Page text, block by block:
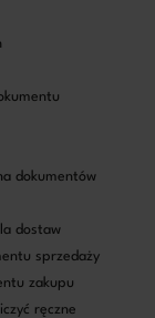
dokumentów
dostaw
sprzedaży
zakupu
ręczne